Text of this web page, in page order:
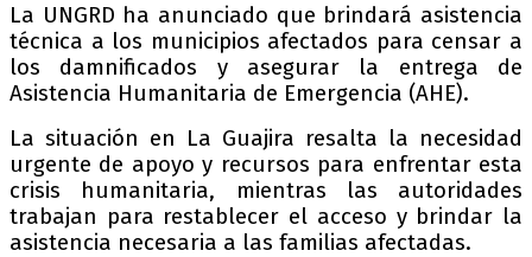
La UNGRD ha anunciado que brindará asistencia
técnica a los municipios afectados para censar a
los damnificados y asegurar la entrega de
Asistencia Humanitaria de Emergencia (AHE).
La situación en La Guajira resalta la necesidad
urgente de apoyo y recursos para enfrentar esta
crisis humanitaria, mientras las autoridades
trabajan para restablecer el acceso y brindar la
asistencia necesaria a las familias afectadas.